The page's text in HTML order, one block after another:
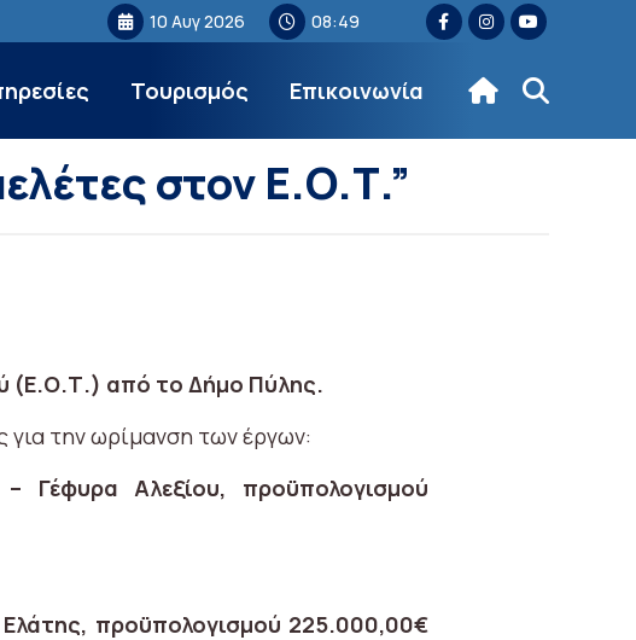
10 Αυγ 2026 08:49
Τουρισμός Επικοινωνία
στον Ε.Ο.Τ.”
(Ε.Ο.Τ.) από το Δήμο Πύλης.
για την ωρίμανση των έργων:
Γέφυρα Αλεξίου, προϋπολογισμού
προϋπολογισμού 225.000,00€